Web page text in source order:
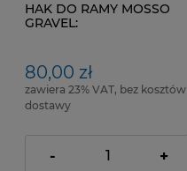
HAK DO RAMY MOSSO
GRAVEL:
80,00 zł
zawiera 23% VAT, bez kosztów
dostawy
- +